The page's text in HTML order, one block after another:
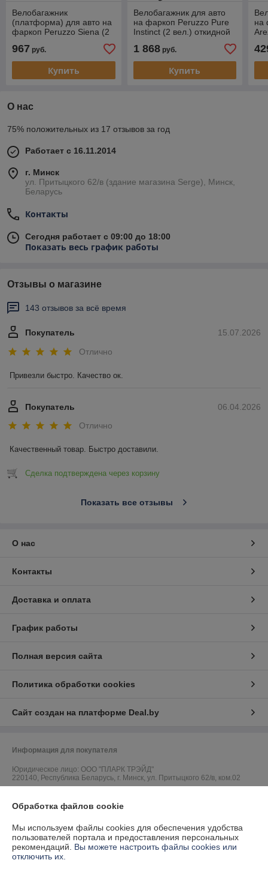
Велобагажник
(платформа) для авто на
фаркоп Peruzzo Siena (2
967 руб.
Купить
Велобагажник для авто
на фаркоп Peruzzo Pure
Instinct (2 вел.) откидной
1 868руб.
Купить
на
О нас
75% положительных из 17 отзывов за год
Работает с 16.11.2014
г. Минск
ул. Притыцкого 62/в (здание магазина Serge), Минск,
Беларусь
Контакты
Сегодня работает с 09:00 до 18:00
Показать весь график работы
Отзывы о магазине
143 отзывов за всё время
15.07.2026
Покупатель
Отлично
Привезли быстро. Качество ок.
06.04.2026
Покупатель
Отлично
Качественный товар. Быстро доставили.
Сделка подтверждена через корзину
Показать все отзывы
О нас
Контакты
Доставка и оплата
График работы
Полная версия сайта
Политика обработки cookies
Сайт создан на платформе Deal.by
Информация для покупателя
Юридическое лицо: ООО "ПЛАРК ТРЭЙД"
220140, Республика Беларусь, г. Минск, ул. Притыцкого 62/в, ком.02
Регистрационный орган: Администрация Фрунзенского района г.
Минска
Обработка файлов cookie
Мы используем файлы cookies для обеспечения удобства
пользователей портала и предоставления персональных
рекомендаций. Вы можете настроить файлы cookies или
отключить их.